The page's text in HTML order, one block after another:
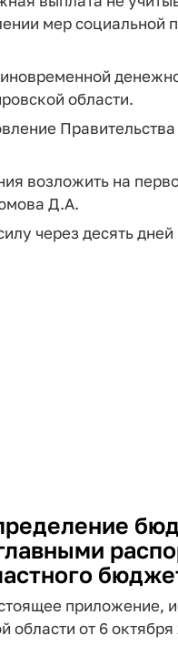
мер
области.
возложить на
Д.А.
через десять
приложение,
от 6 октября